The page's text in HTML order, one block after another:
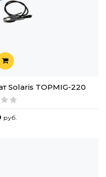
Solaris TOPMIG-220
руб.